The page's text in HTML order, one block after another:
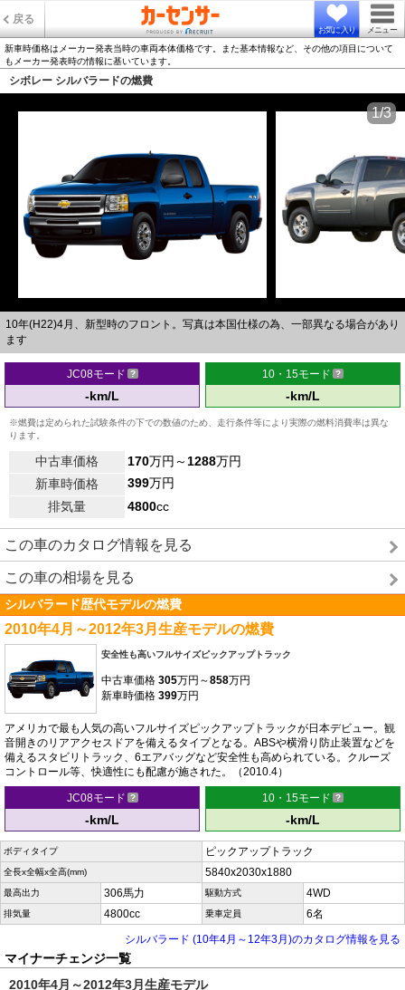
戻る
お気に入り メニュー
新車時価格はメーカー発表当時の車両本体価格です。また基本情報など、その他の項目について
もメーカー発表時の情報に基いています。
シボレー シルバラードの燃費
10年(H22)4月、新型時のフロント。写真は本国仕様の為、一部異なる場合があり
ます
1/3
JC08モード
-km/L
10・15モード
-km/L
※燃費は定められた試験条件の下での数値のため、走行条件等により実際の燃料消費率は異な
ります。
中古車価格 170万円～1288万円
新車時価格
399万円
排気量
4800cc
この車のカタログ情報を見る
この車の相場を見る
シルバラード歴代モデルの燃費
2010年4月～2012年3月生産モデルの燃費
安全性も高いフルサイズピックアップトラック
中古車価格 305万円～858万円
新車時価格 399万円
アメリカで最も人気の高いフルサイズピックアップトラックが日本デビュー。観
音開きのリアアクセスドアを備えるタイプとなる。ABSや横滑り防止装置などを
備えるスタビリトラック、6エアバッグなど安全性も高められている。クルーズ
コントロール等、快適性にも配慮が施された。（2010.4）
JC08モード
-km/L
10・15モード
-km/L
ボディタイプ ピックアップトラック
全長x全幅x全高(mm) 5840x2030x1880
最高出力 306馬力 駆動方式 4WD
排気量 4800cc 乗車定員
6名
シルバラード (10年4月～12年3月)のカタログ情報を見る
マイナーチェンジ一覧
2010年4月～2012年3月生産モデル